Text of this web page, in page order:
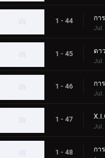
1 - 44 กา
Jul.
1 - 45 ดา
Jul.
1 - 46 กา
Jul.
1 - 47
Jul.
1 - 48